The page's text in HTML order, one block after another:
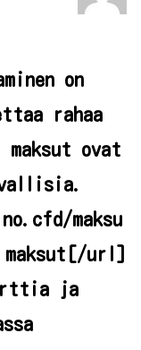
on
rahaa
ovat
maksu
url]
ja